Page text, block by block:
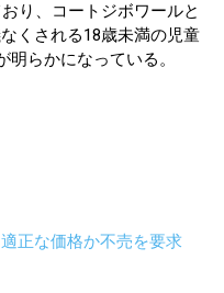
り、コートジボワールと
くされる18歳未満の児童
らかになっている。
正な価格か不売を要求